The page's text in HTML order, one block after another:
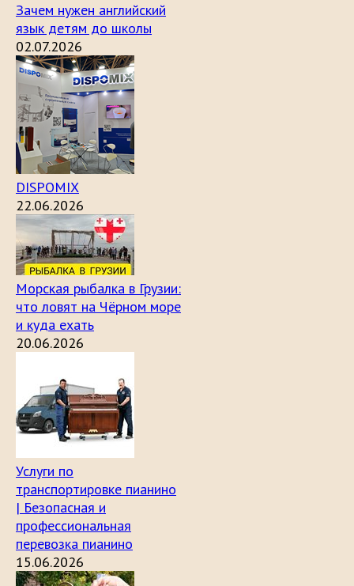
Зачем нужен английский
язык детям до школы
02.07.2026
DISPOMIX
22.06.2026
Морская рыбалка в Грузии:
что ловят на Чёрном море
и куда ехать
20.06.2026
Услуги по
транспортировке пианино
| Безопасная и
профессиональная
перевозка пианино
15.06.2026